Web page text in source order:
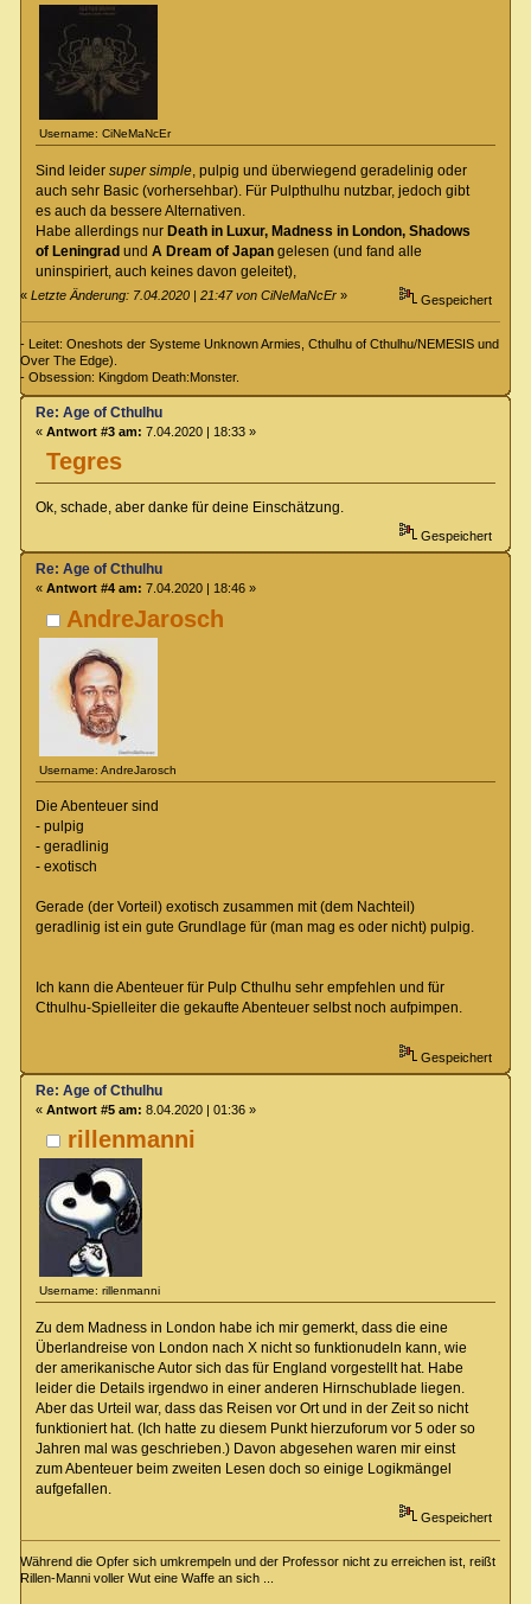
Username: CiNeMaNcEr
Sind leidersuper simple, pulpig und überwiegend geradelinig oder
auch sehr Basic (vorhersehbar). Für Pulpthulhu nutzbar, jedoch gibt
es auch da bessere Alternativen.
Habe allerdings nurDeath in Luxur, Madness in London, Shadows
of Leningradund A Dream of Japangelesen (und fand alle
uninspiriert, auch keines davon geleitet),
«Letzte Änderung: 7.04.2020 | 21:47 von CiNeMaNcEr » Gespeichert
- Leitet: Oneshots der Systeme Unknown Armies, Cthulhu of Cthulhu/NEMESIS und
Over The Edge).
- Obsession: Kingdom Death:Monster.
Tegres
Re: Age of Cthulhu
« Antwort #3 am: 7.04.2020 | 18:33 »
Ok, schade, aber danke für deine Einschätzung.
Gespeichert
AndreJarosch
Username: AndreJarosch
Re: Age of Cthulhu
« Antwort #4 am: 7.04.2020 | 18:46 »
Die Abenteuer sind
- pulpig
- geradlinig
- exotisch
Gerade (der Vorteil) exotisch zusammen mit (dem Nachteil)
geradlinig ist ein gute Grundlage für (man mag es oder nicht) pulpig.
Ich kann die Abenteuer für Pulp Cthulhu sehr empfehlen und für
Cthulhu-Spielleiter die gekaufte Abenteuer selbst noch aufpimpen.
Gespeichert
rillenmanni
Username: rillenmanni
Re: Age of Cthulhu
« Antwort #5 am: 8.04.2020 | 01:36 »
Zu dem Madness in London habe ich mir gemerkt, dass die eine
Überlandreise von London nach X nicht so funktionudeln kann, wie
der amerikanische Autor sich das für England vorgestellt hat. Habe
leider die Details irgendwo in einer anderen Hirnschublade liegen.
Aber das Urteil war, dass das Reisen vor Ort und in der Zeit so nicht
funktioniert hat. (Ich hatte zu diesem Punkt hierzuforum vor 5 oder so
Jahren mal was geschrieben.) Davon abgesehen waren mir einst
zum Abenteuer beim zweiten Lesen doch so einige Logikmängel
aufgefallen.
Gespeichert
Während die Opfer sich umkrempeln und der Professor nicht zu erreichen ist, reißt
Rillen-Manni voller Wut eine Waffe an sich ...